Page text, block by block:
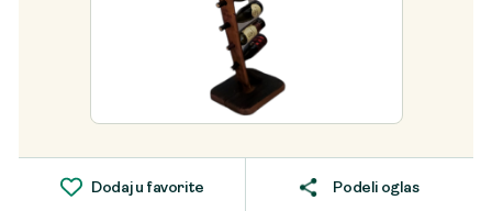
Dodaj u favorite Podeli oglas